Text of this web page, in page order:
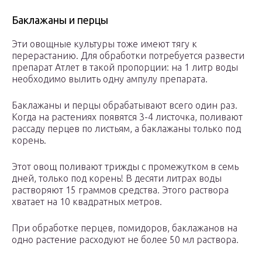
Баклажаны и перцы
Эти овощные культуры тоже имеют тягу к
перерастанию. Для обработки потребуется развести
препарат Атлет в такой пропорции: на 1 литр воды
необходимо вылить одну ампулу препарата.
Баклажаны и перцы обрабатывают всего один раз.
Когда на растениях появятся 3-4 листочка, поливают
рассаду перцев по листьям, а баклажаны только под
корень.
Этот овощ поливают трижды с промежутком в семь
дней, только под корень! В десяти литрах воды
растворяют 15 граммов средства. Этого раствора
хватает на 10 квадратных метров.
При обработке перцев, помидоров, баклажанов на
одно растение расходуют не более 50 мл раствора.